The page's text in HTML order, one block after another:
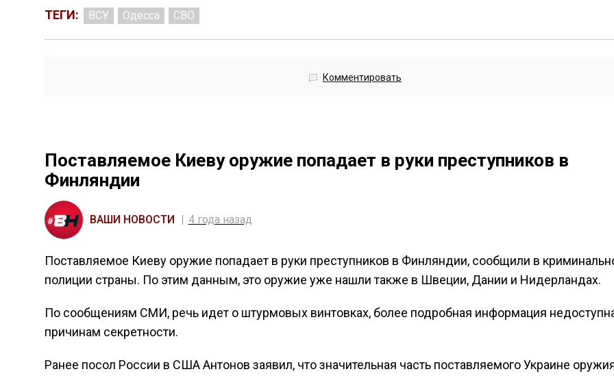
ТЕГИ: ВСУ Одесса СВО
Комментировать
Поставляемое Киеву оружие попадает в руки преступников в
Финляндии
ВАШИ НОВОСТИ 4 года назад
Поставляемое Киеву оружие попадает в руки преступников в Финляндии, сообщили в
полиции страны. По этим данным, это оружие уже нашли также в Швеции, Дании и Нидерландах.
По сообщениям СМИ, речь идет о штурмовых винтовках, более подробная информация
причинам секретности.
Ранее посол России в США Антонов заявил, что значительная часть поставляемого Украине